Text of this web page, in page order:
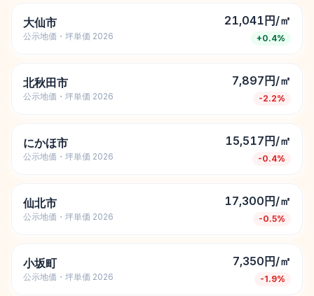
大仙市
公示地価・坪単価 2026
21,041円/㎡
+0.4%
北秋田市
公示地価・坪単価 2026
7,897円/㎡
-2.2%
にかほ市
公示地価・坪単価 2026
15,517円/㎡
-0.4%
仙北市
公示地価・坪単価 2026
17,300円/㎡
-0.5%
小坂町
公示地価・坪単価 2026
7,350円/㎡
-1.9%